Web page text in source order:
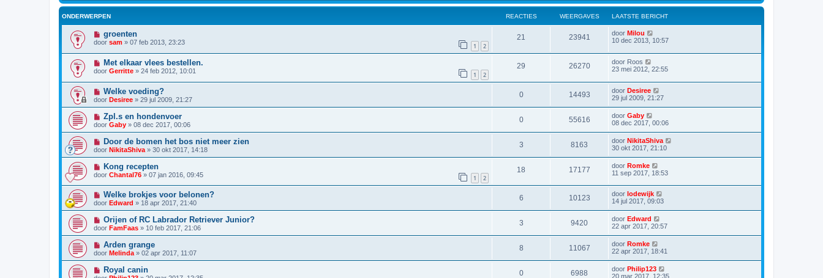
ONDERWERPEN REACTIES WEERGAVES LAATSTE BERICHT
groenten
door sam » 07 feb 2013, 23:23 1 2
21 23941 door Milou
10 dec 2013, 10:57
Met elkaar vlees bestellen.
door Gerritte » 24 feb 2012, 10:01 1 2
29 26270 door Roos
23 mei 2012, 22:55
Welke voeding?
door Desiree » 29 jul 2009, 21:27
0 14493 door Desiree
29 jul 2009, 21:27
Zpl.s en hondenvoer
door Gaby » 08 dec 2017, 00:06
0 55616 door Gaby
08 dec 2017, 00:06
Door de bomen het bos niet meer zien
door NikitaShiva » 30 okt 2017, 14:18
3 8163 door NikitaShiva
30 okt 2017, 21:10
Kong recepten
door Chantal76 » 07 jan 2016, 09:45 1 2
18 17177 door Romke
11 sep 2017, 18:53
Welke brokjes voor belonen?
door Edward » 18 apr 2017, 21:40
6 10123 door lodewijk
14 jul 2017, 09:03
Orijen of RC Labrador Retriever Junior?
door FamFaas » 10 feb 2017, 21:06
3 9420 door Edward
22 apr 2017, 20:57
Arden grange
door Melinda » 02 apr 2017, 11:07
8 11067 door Romke
22 apr 2017, 18:41
Royal canin 0 6988 door Philip123
20 mar 2017, 12:35